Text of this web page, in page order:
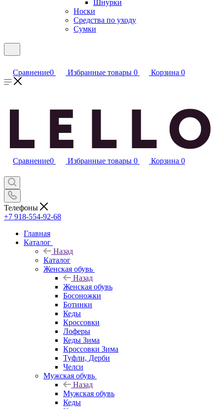
Шнурки
Носки
Средства по уходу
Сумки
Сравнение0 Избранные товары 0 Корзина 0
Сравнение0 Избранные товары 0 Корзина 0
Телефоны
+7 918-554-92-68
Главная
Каталог
Назад
Каталог
Женская обувь
Назад
Женская обувь
Босоножки
Ботинки
Кеды
Кроссовки
Лоферы
Кеды Зима
Кроссовки Зима
Туфли, Дерби
Челси
Мужская обувь
Назад
Мужская обувь
Кеды